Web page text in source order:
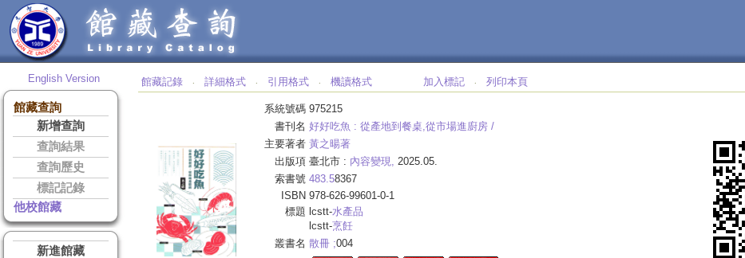
English Version
館藏查詢
新增查詢
查詢結果
查詢歷史
標記記錄
他校館藏
新進館藏
館藏記錄 ‧ 詳細格式 ‧ 引用格式 ‧ 機讀格式 加入標記 ‧ 列印本頁
系統號碼 975215
書刊名 好好吃魚 : 從產地到餐桌,從市場進廚房 /
主要著者 黃之暘著
出版項 臺北市 : 內容變現, 2025.05.
索書號 483.58367
ISBN 978-626-99601-0-1
標題 lcstt-水產品
lcstt-烹飪
叢書名 散冊 ;004